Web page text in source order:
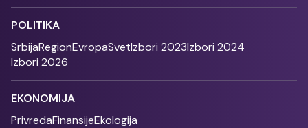
POLITIKA
SrbijaRegionEvropaSvetIzbori 2023Izbori 2024
Izbori 2026
EKONOMIJA
PrivredaFinansijeEkologija